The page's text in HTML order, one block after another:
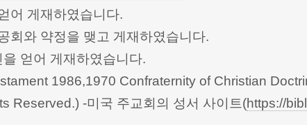
어 게재하였습니다.
회와 약정을 맺고 게재하였습니다.
얻어 게재하였습니다.
1986,1970 Confraternity of Christian
Reserved.) -미국 주교회의 성서 사이트(https://